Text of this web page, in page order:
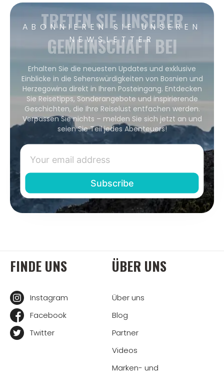
ABONNIEREN SIE UNSEREN
NEWSLETTER
TRETEN SIE UNSERER
GEMEINSCHAFT BEI
Erhalten Sie die neuesten Updates und exklusive
Einblicke in die Sehenswürdigkeiten von Bosnien und
Herzegowina direkt in Ihren Posteingang. Entdecken
Sie Reisetipps, Sonderangebote und inspirierende
Geschichten, die Ihre Reiselust entfachen werden.
Verpassen Sie nichts – melden Sie sich jetzt an und
seien Sie Teil jedes Abenteuers!
FINDE UNS
Instagram
Facebook
Twitter
ÜBER UNS
Über uns
Blog
Partner
Videos
Marken- und